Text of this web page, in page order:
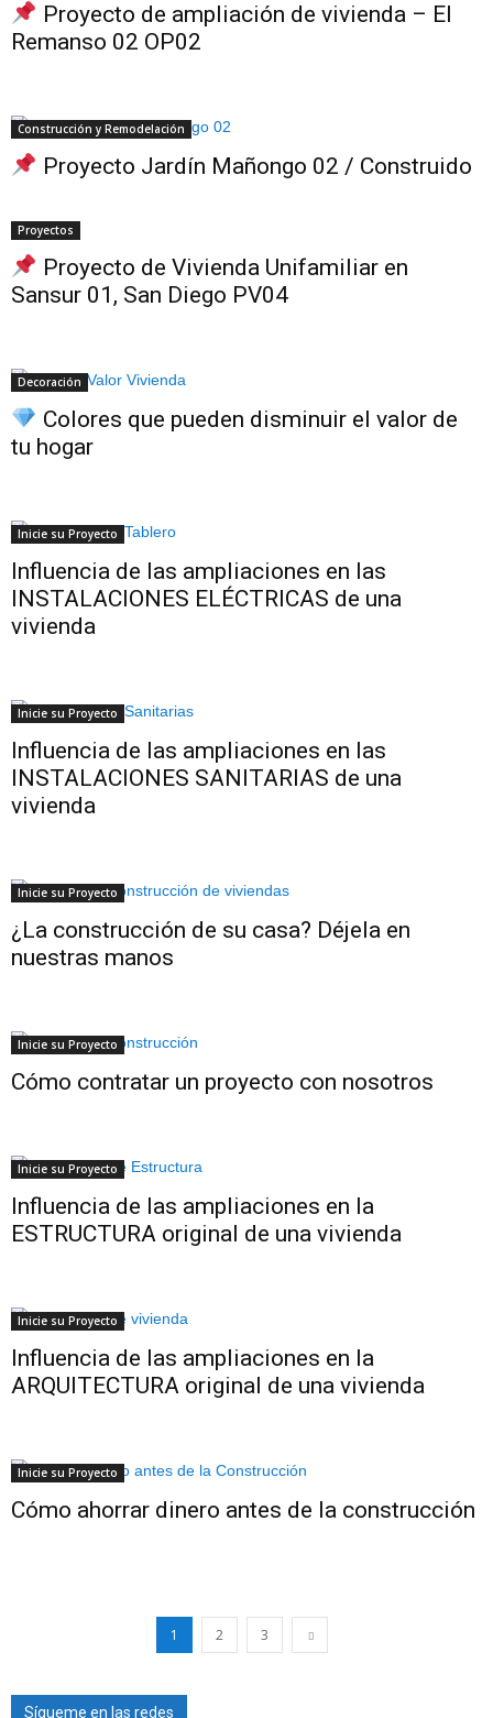
Proyecto de ampliación de vivienda – El
Remanso 02 OP02
Construcción y Remodelación
Proyecto Jardín Mañongo 02 / Construido
Proyectos
Proyecto de Vivienda Unifamiliar en
Sansur 01, San Diego PV04
Decoración
Colores que pueden disminuir el valor de
tu hogar
Inicie su Proyecto
Influencia de las ampliaciones en las
INSTALACIONES ELÉCTRICAS de una
vivienda
Inicie su Proyecto
Influencia de las ampliaciones en las
INSTALACIONES SANITARIAS de una
vivienda
Inicie su Proyecto
¿La construcción de su casa? Déjela en
nuestras manos
Inicie su Proyecto
Cómo contratar un proyecto con nosotros
Inicie su Proyecto
Influencia de las ampliaciones en la
ESTRUCTURA original de una vivienda
Inicie su Proyecto
Influencia de las ampliaciones en la
ARQUITECTURA original de una vivienda
Inicie su Proyecto
Cómo ahorrar dinero antes de la construcción
1 2 3
Sígueme en las redes